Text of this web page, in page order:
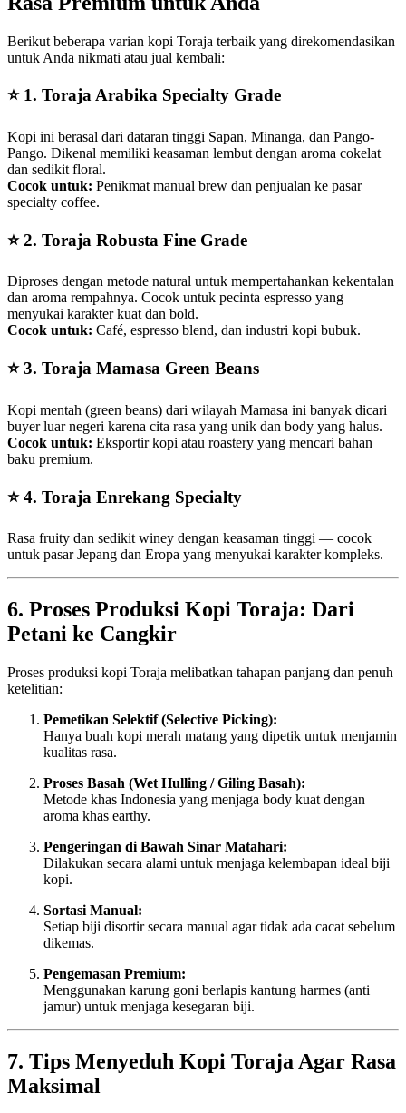
Berikut beberapa varian kopi Toraja terbaik yang direkomendasikan
untuk Anda nikmati atau jual kembali:
⭐ 1. Toraja Arabika Specialty Grade
Kopi ini berasal dari dataran tinggi Sapan, Minanga, dan Pango-
Pango. Dikenal memiliki keasaman lembut dengan aroma cokelat
dan sedikit floral.
Cocok untuk: Penikmat manual brew dan penjualan ke pasar
specialty coffee.
⭐2. Toraja Robusta Fine Grade
Diproses dengan metode natural untuk mempertahankan kekentalan
dan aroma rempahnya. Cocok untuk pecinta espresso yang
menyukai karakter kuat dan bold.
Cocok untuk: Café, espresso blend, dan industri kopi bubuk.
⭐3. Toraja Mamasa Green Beans
Kopi mentah (green beans) dari wilayah Mamasa ini banyak dicari
buyer luar negeri karena cita rasa yang unik dan body yang halus.
Cocok untuk: Eksportir kopi atau roastery yang mencari bahan
baku premium.
⭐4. Toraja Enrekang Specialty
Rasa fruity dan sedikit winey dengan keasaman tinggi — cocok
untuk pasar Jepang dan Eropa yang menyukai karakter kompleks.
6. Proses Produksi Kopi Toraja: Dari
Petani ke Cangkir
Proses produksi kopi Toraja melibatkan tahapan panjang dan penuh
ketelitian:
Pemetikan Selektif (Selective Picking):
Hanya buah kopi merah matang yang dipetik untuk menjamin
kualitas rasa.
Proses Basah (Wet Hulling / Giling Basah):
Metode khas Indonesia yang menjaga body kuat dengan
aroma khas earthy.
Pengeringan di Bawah Sinar Matahari:
Dilakukan secara alami untuk menjaga kelembapan ideal biji
kopi.
Sortasi Manual:
Setiap biji disortir secara manual agar tidak ada cacat sebelum
dikemas.
Pengemasan Premium:
Menggunakan karung goni berlapis kantung harmes (anti
jamur) untuk menjaga kesegaran biji.
7. Tips Menyeduh Kopi Toraja Agar Rasa
Maksimal